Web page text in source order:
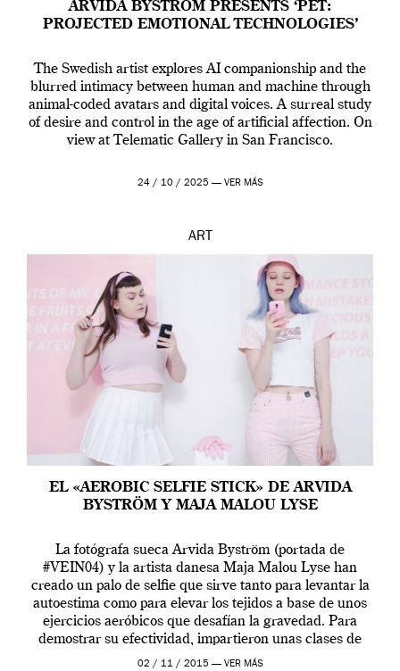
ARVIDA BYSTRÖM PRESENTS ‘PET:
PROJECTED EMOTIONAL TECHNOLOGIES’
The Swedish artist explores AI companionship and the
blurred intimacy between human and machine through
animal-coded avatars and digital voices. A surreal study
of desire and control in the age of artificial affection. On
view at Telematic Gallery in San Francisco.
24 / 10 / 2025 — VER MÁS
ART
EL «AEROBIC SELFIE STICK» DE ARVIDA
BYSTRÖM Y MAJA MALOU LYSE
La fotógrafa sueca Arvida Byström (portada de
#VEIN04) y la artista danesa Maja Malou Lyse han
creado un palo de selfie que sirve tanto para levantar la
autoestima como para elevar los tejidos a base de unos
ejercicios aeróbicos que desafían la gravedad. Para
demostrar su efectividad, impartieron unas clases de
prueba en el Tate […]
02 / 11 / 2015 — VER MÁS